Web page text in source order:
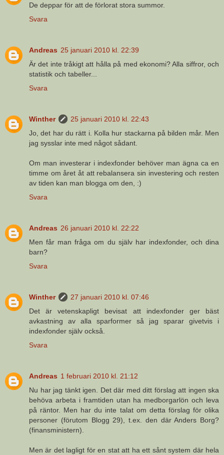
De deppar för att de förlorat stora summor.
Svara
Andreas 25 januari 2010 kl. 22:39
Är det inte tråkigt att hålla på med ekonomi? Alla siffror, och
statistik och tabeller...
Svara
Winther
25 januari 2010 kl. 22:43
Jo, det har du rätt i. Kolla hur stackarna på bilden mår. Men
jag sysslar inte med något sådant.
Om man investerar i indexfonder behöver man ägna ca en
timme om året åt att rebalansera sin investering och resten
av tiden kan man blogga om den, :)
Svara
Andreas 26 januari 2010 kl. 22:22
Men får man fråga om du själv har indexfonder, och dina
barn?
Svara
Winther
27 januari 2010 kl. 07:46
Det är vetenskapligt bevisat att indexfonder ger bäst
avkastning av alla sparformer så jag sparar givetvis i
indexfonder själv också.
Svara
Andreas 1 februari 2010 kl. 21:12
Nu har jag tänkt igen. Det där med ditt förslag att ingen ska
behöva arbeta i framtiden utan ha medborgarlön och leva
på räntor. Men har du inte talat om detta förslag för olika
personer (förutom Blogg 29), t.ex. den där Anders Borg?
(finansministern).
Men är det lagligt för en stat att ha ett sånt system där hela